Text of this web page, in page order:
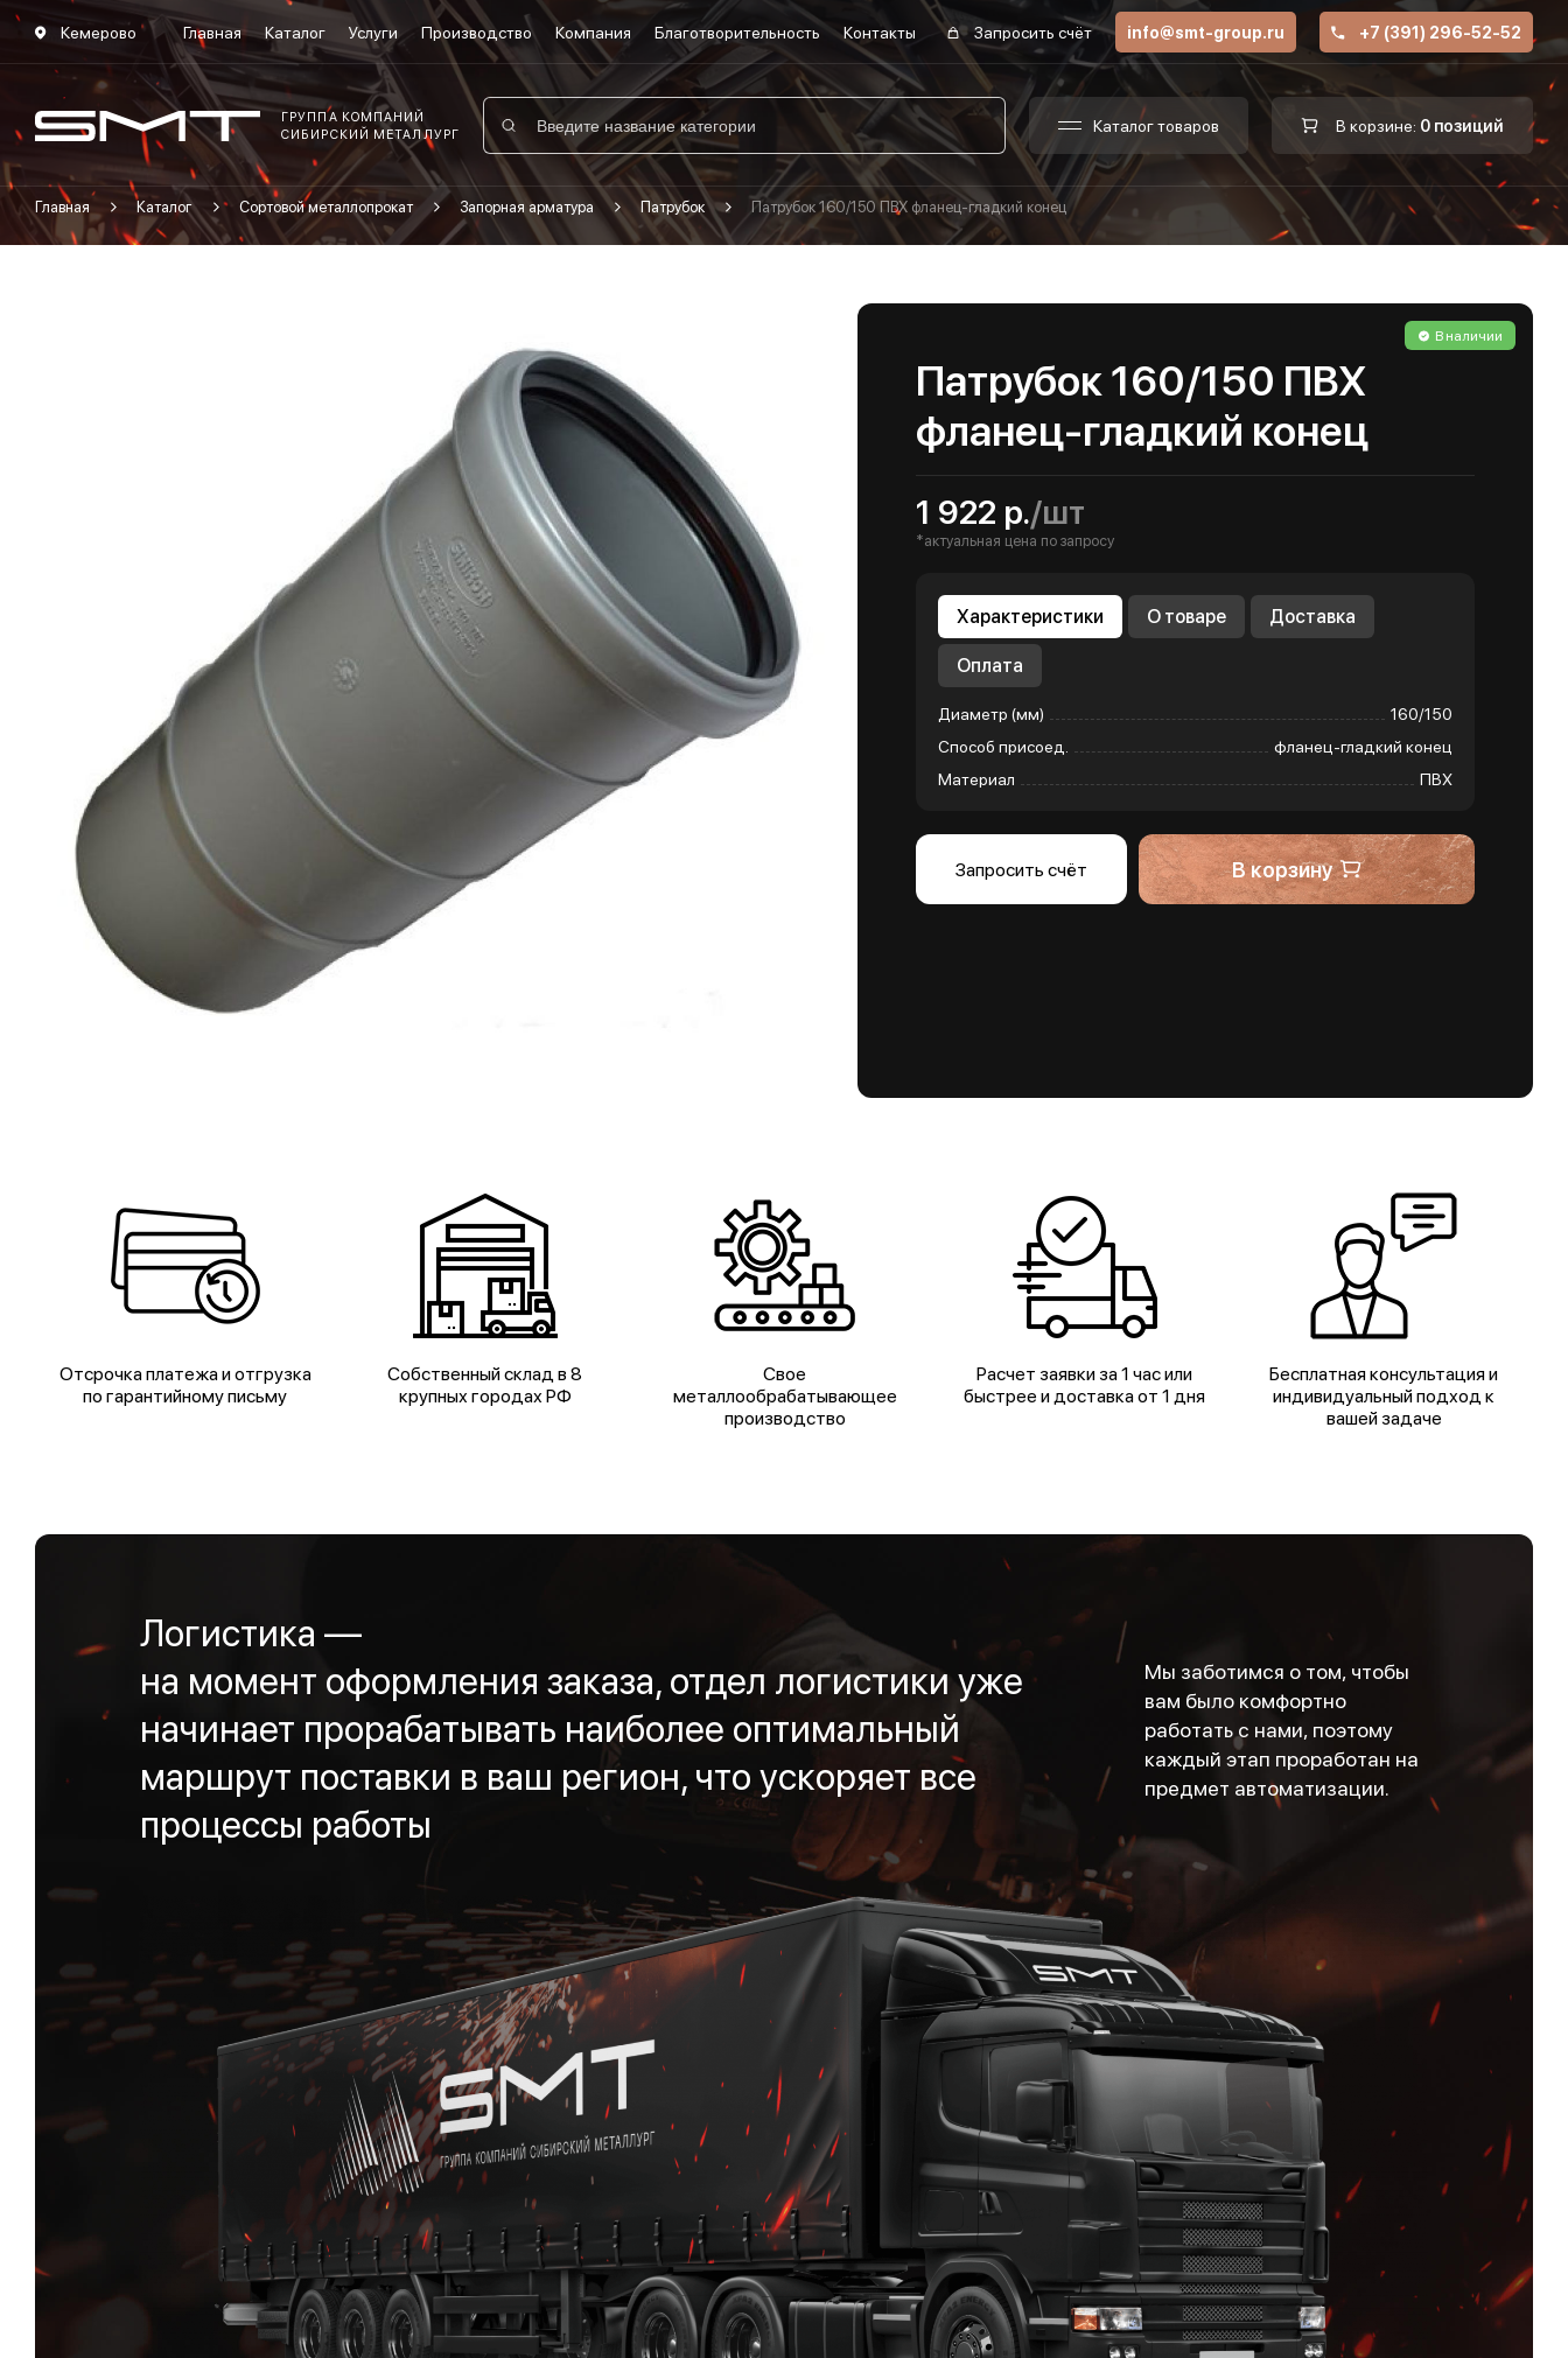
Кемерово Главная Каталог Услуги Производство Компания Благотворительность Контакты Запросить счёт info@smt-group.ru +7 (391) 296-52-52
ГРУППА КОМПАНИЙ
СИБИРСКИЙ МЕТАЛЛУРГ
Каталог товаров В корзине: 0 позиций
Главная Каталог Сортовой металлопрокат Запорная арматура Патрубок Патрубок 160/150 ПВХ фланец-гладкий конец
В наличии
Патрубок 160/150 ПВХ
фланец-гладкий конец
1 922 р./шт
*актуальная цена по запросу
Характеристики О товаре Доставка
Оплата
Диаметр (мм)
160/150
Способ присоед.
фланец-гладкий конец
Материал
ПВХ
Запросить счёт В корзину
Отсрочка платежа и отгрузка
по гарантийному письму
Собственный склад в 8
крупных городах РФ
Свое
металлообрабатывающее
производство
Расчет заявки за 1 час или
быстрее и доставка от 1 дня
Бесплатная консультация и
индивидуальный подход к
вашей задаче
Логистика —
на момент оформления заказа, отдел логистики уже
начинает прорабатывать наиболее оптимальный
маршрут поставки в ваш регион, что ускоряет все
процессы работы
Мы заботимся о том, чтобы
вам было комфортно
работать с нами, поэтому
каждый этап проработан на
предмет автоматизации.